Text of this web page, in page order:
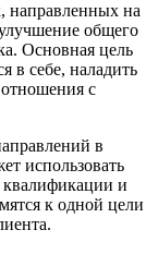
направленных на
общего
Основная цель
в себе, наладить
с
в
использовать
квалификации и
к одной цели